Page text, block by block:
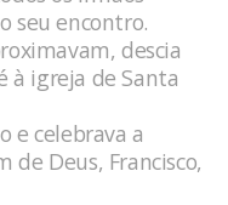
seu encontro.
descia
à igreja de Santa
e celebrava a
Deus, Francisco,